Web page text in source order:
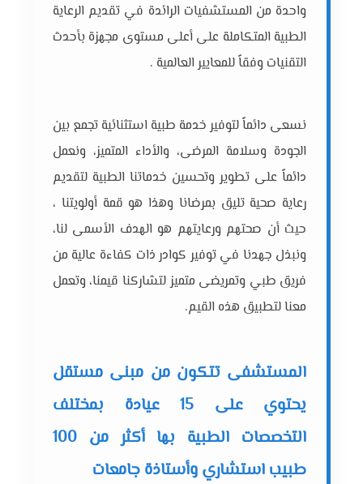
واحدة من المستشفيات الرائدة في تقديم الرعاية
الطبية المتكاملة على أعلى مستوى مجهزة بأحدث
التقنيات وفقاً للمعايير العالمية .
نسعى دائماً لتوفير خدمة طبية استثنائية تجمع بين
الجودة وسلامة المرضى، والأداء المتميز، ونعمل
دائماً على تطوير وتحسين خدماتنا الطبية لتقديم
رعاية صحية تليق بمرضانا وهذا هو قمة أولويتنا ،
حيث أن صحتهم ورعايتهم هو الهدف الأسمى لنا،
ونبذل جهدنا في توفير كوادر ذات كفاءة عالية من
فريق طبي وتمريضى متميز لتشاركنا قيمنا، وتعمل
معنا لتطبيق هذه القيم.
المستشفى تتكون من مبنى مستقل
يحتوي على 15 عيادة بمختلف
التخصصات الطبية بها أكثر من 100
طبيب استشاري وأستاذة جامعات